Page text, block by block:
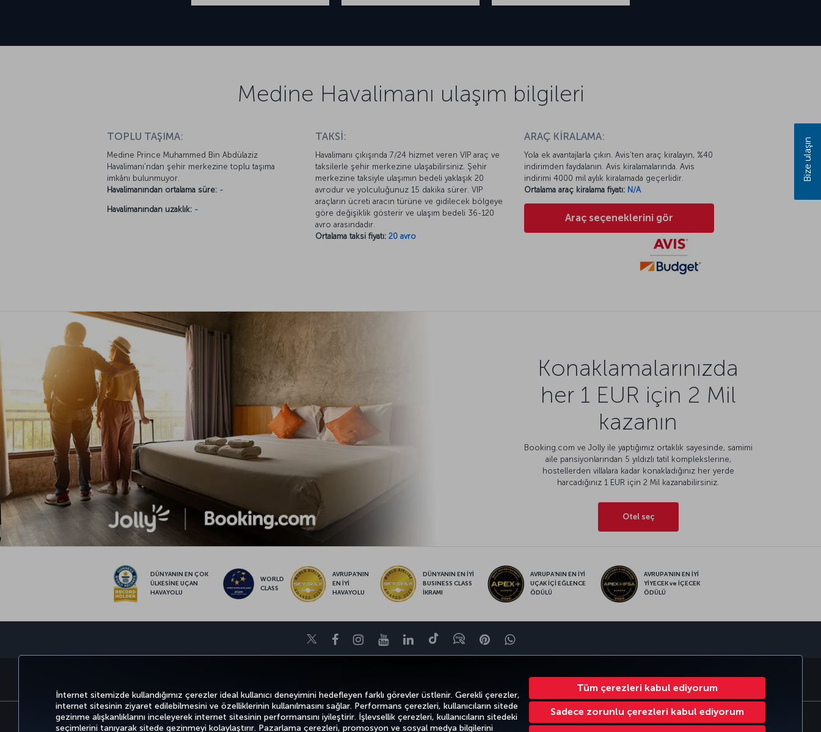
İnternet sitemizde kullandığımız çerezler ideal kullanıcı deneyimini hedefleyen farklı görevler üstlenir. Gerekli çerezler,
internet sitesinin ziyaret edilebilmesini ve özelliklerinin kullanılmasını sağlar. Performans çerezleri, kullanıcıların sitede
gezinme alışkanlıklarını inceleyerek internet sitesinin performansını iyileştirir. İşlevsellik çerezleri, kullanıcıların sitedeki
seçimlerini tanıyarak sitede gezinmeyi kolaylaştırır. Pazarlama çerezleri, promosyon ve sosyal medya bilgilerini
Tüm çerezleri kabul ediyorum
Sadece zorunlu çerezleri kabul ediyorum
Medine Havalimanı ulaşım bilgileri
TOPLU TAŞIMA:
Medine Prince Muhammed Bin Abdülaziz
Havalimanı’ndan şehir merkezine toplu taşıma
imkânı bulunmuyor.
Havalimanından ortalama süre: -
Havalimanından uzaklık: -
TAKSİ:
Havalimanı çıkışında 7/24 hizmet veren VIP araç ve
taksilerle şehir merkezine ulaşabilirsiniz. Şehir
merkezine taksiyle ulaşımın bedeli yaklaşık 20
avrodur ve yolculuğunuz 15 dakika sürer. VIP
araçların ücreti aracın türüne ve gidilecek bölgeye
göre değişiklik gösterir ve ulaşım bedeli 36-120
avro arasındadır.
Ortalama taksi fiyatı: 20 avro
ARAÇ KİRALAMA:
Yola ek avantajlarla çıkın. Avis’ten araç kiralayın, %40
indirimden faydalanın. Avis kiralamalarında. Avis
indirimi 4000 mil aylık kiralamada geçerlidir.
Ortalama araç kiralama fiyatı: N/A
Araç seçeneklerini gör
Konaklamalarınızda
her 1 EUR için 2 Mil
kazanın
Booking.com ve Jolly ile yaptığımız ortaklık sayesinde, samimi
aile pansiyonlarından 5 yıldızlı tatil komplekslerine,
hostellerden villalara kadar konakladığınız her yerde
harcadığınız 1 EUR için 2 Mil kazanabilirsiniz.
Otel seç
DÜNYANIN EN ÇOK
ÜLKESİNE UÇAN
HAVAYOLU
WORLD
CLASS
AVRUPA’NIN
EN İYİ
HAVAYOLU
DÜNYANIN EN İYİ
BUSINESS CLASS
İKRAMI
AVRUPA’NIN EN İYİ
UÇAK İÇİ EĞLENCE
ÖDÜLÜ
AVRUPA’NIN EN İYİ
YİYECEK ve İÇECEK
ÖDÜLÜ
TwitterFacebookInstagram
YoutubeLinkedIn
TiktokBlogPinterestWhatsapp
MILES&SMILES CORPORATE CLUB TÜRK HAVA YOLLARI
Bilgi Toplumu Hizmetleri Erişilebilirlik Gizlilik ve Çerez Politikası Yasal Uyarı Yolcu Hakları
Bize ulaşın